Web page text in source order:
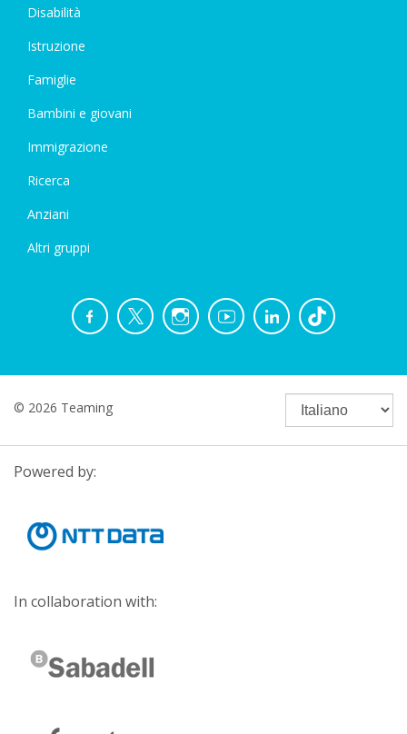
Disabilità
Istruzione
Famiglie
Bambini e giovani
Immigrazione
Ricerca
Anziani
Altri gruppi
© 2026 Teaming
Powered by:
In collaboration with: